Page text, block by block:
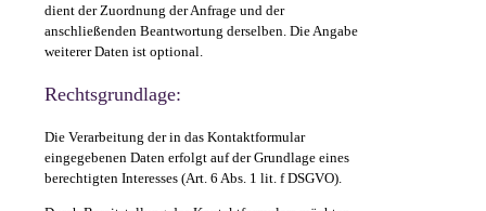
dient der Zuordnung der Anfrage und der
anschließenden Beantwortung derselben. Die Angabe
weiterer Daten ist optional.
Rechtsgrundlage:
Die Verarbeitung der in das Kontaktformular
eingegebenen Daten erfolgt auf der Grundlage eines
berechtigten Interesses (Art. 6 Abs. 1 lit. f DSGVO).